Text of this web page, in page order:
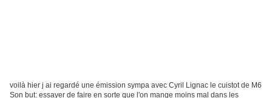
voilà hier j ai regardé une émission sympa avec Cyril Lignac le cuistot de M6
Son but: essayer de faire en sorte que l'on mange moins mal dans les